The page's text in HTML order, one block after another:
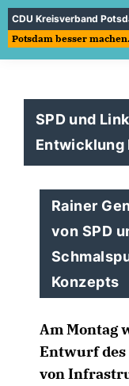
CDU Kreisverband
Potsdam besser machen.
SPD und
Entwicklung
Rainer
von SPD
Konzepts
Am Montag
Entwurf des
von